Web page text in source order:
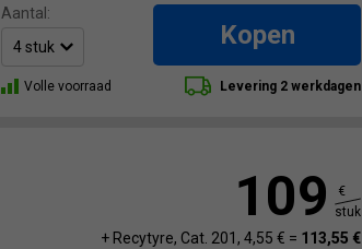
Aantal:
Kopen
Volle voorraad Levering 2 werkdagen
109
€
stuk
+ Recytyre, Cat. 201, 4,55 € = 113,55 €